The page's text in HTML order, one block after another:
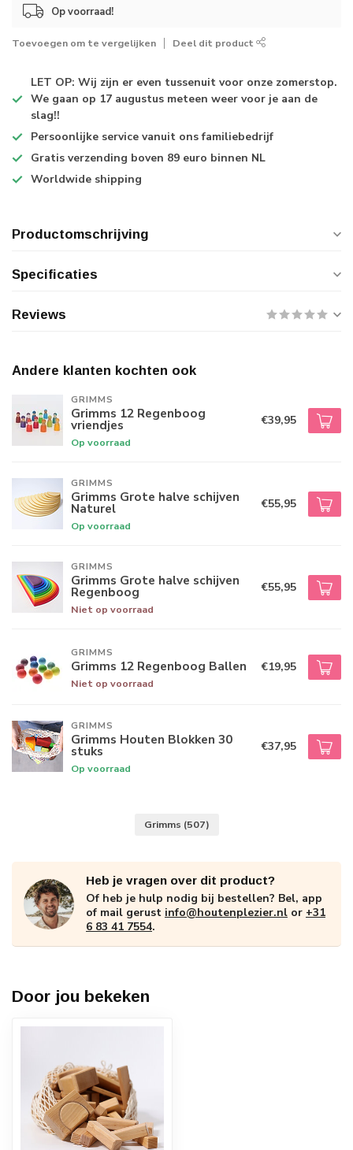
Op voorraad!
Toevoegen om te vergelijken Deel dit product
LET OP: Wij zijn er even tussenuit voor onze zomerstop.
We gaan op 17 augustus meteen weer voor je aan de
slag!!
Persoonlijke service vanuit ons familiebedrijf
Gratis verzending boven 89 euro binnen NL
Worldwide shipping
Productomschrijving
Specificaties
Reviews
Andere klanten kochten ook
GRIMMS
Grimms 12 Regenboog
vriendjes
Op voorraad
€39,95
GRIMMS
Grimms Grote halve schijven
Naturel
Op voorraad
€55,95
GRIMMS
Grimms Grote halve schijven
Regenboog
Niet op voorraad
€55,95
GRIMMS
Grimms 12 Regenboog Ballen
Niet op voorraad
€19,95
GRIMMS
Grimms Houten Blokken 30
stuks
Op voorraad
€37,95
Grimms (507)
Heb je vragen over dit product?
Of heb je hulp nodig bij bestellen? Bel, app
of mail gerust info@houtenplezier.nl or +31
6 83 41 7554.
Door jou bekeken